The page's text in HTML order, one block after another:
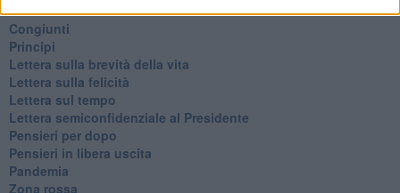
Silvia
Congiunti
Principi
​Lettera sulla brevità della vita
​Lettera sulla felicità
​Lettera sul tempo
Lettera semiconfidenziale al Presidente
Pensieri per dopo
​Pensieri in libera uscita
Pandemia
Zona rossa